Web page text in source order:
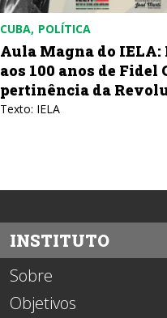
CUBA POLÍTICA
Aula Magna do IELA:
aos 100 anos de Fidel
pertinência da
Texto: IELA
INSTITUTO
Sobre
Objetivos